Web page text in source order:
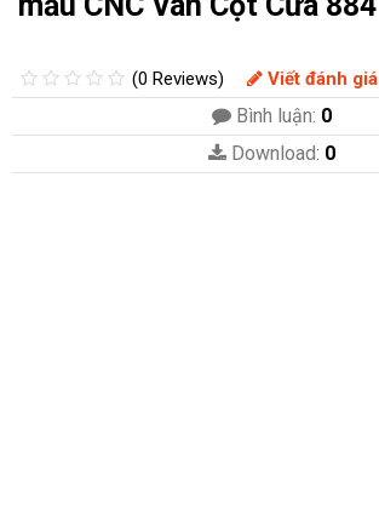
(0 Reviews) Viết đánh giá
Bình luận: 0
Download: 0